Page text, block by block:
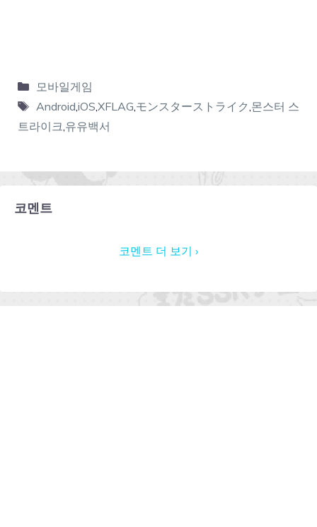
모바일게임
Android,iOS,XFLAG,モンスターストライク,몬스터 스
트라이크,유유백서
코멘트
코멘트 더 보기 ›